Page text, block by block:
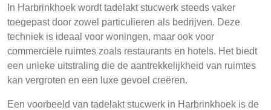
In Harbrinkhoek wordt tadelakt stucwerk steeds vaker
toegepast door zowel particulieren als bedrijven. Deze
techniek is ideaal voor woningen, maar ook voor
commerciële ruimtes zoals restaurants en hotels. Het biedt
een unieke uitstraling die de aantrekkelijkheid van ruimtes
kan vergroten en een luxe gevoel creëren.
Een voorbeeld van tadelakt stucwerk in Harbrinkhoek is de